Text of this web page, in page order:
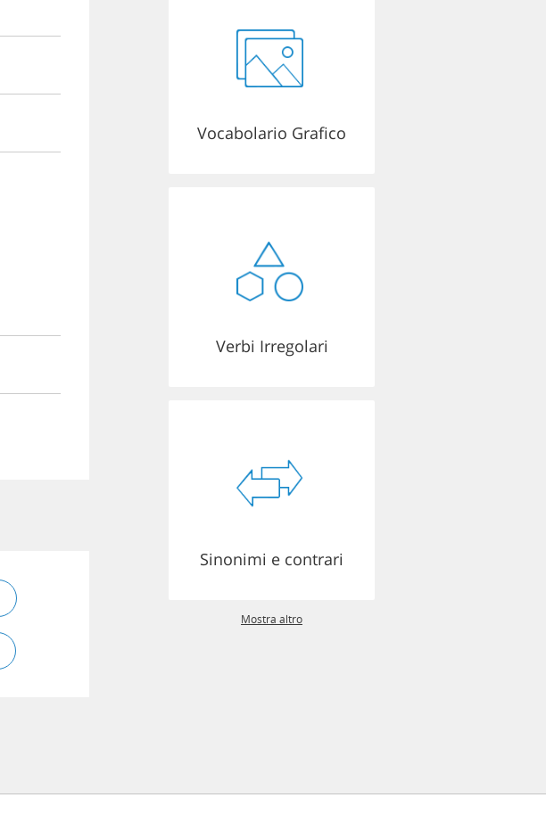
Vocabolario Grafico
Verbi Irregolari
Sinonimi e contrari
Mostra altro